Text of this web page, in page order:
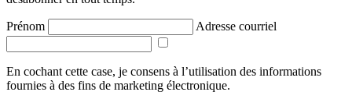
Prénom Adresse courriel
En cochant cette case, je consens à l’utilisation des informations
fournies à des fins de marketing électronique.